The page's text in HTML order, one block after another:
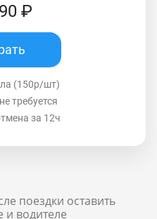
₽
(150р/шт)
требуется
за 12ч
поездки оставить
и водителе